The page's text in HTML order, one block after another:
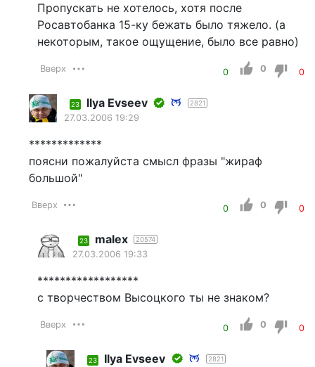
Пропускать не хотелось, хотя после
Росавтобанка 15-ку бежать было тяжело. (а
некоторым, такое ощущение, было все равно)
Вверх 0 0 0
23 Ilyа Еvsееv 2821
27.03.2006 19:29
*************
поясни пожалуйста смысл фразы "жираф
большой"
Вверх 0 0 0
23 malex 20574
27.03.2006 19:33
******************
с творчеством Высоцкого ты не знаком?
Вверх 0 0 0
23 Ilyа Еvsееv 2821